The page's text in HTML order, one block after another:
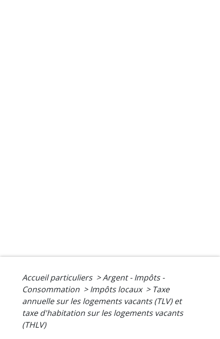
Accueil particuliers >Argent - Impôts -
Consommation > Impôts locaux > Taxe
annuelle sur les logements vacants (TLV) et
taxe d'habitation sur les logements vacants
(THLV)